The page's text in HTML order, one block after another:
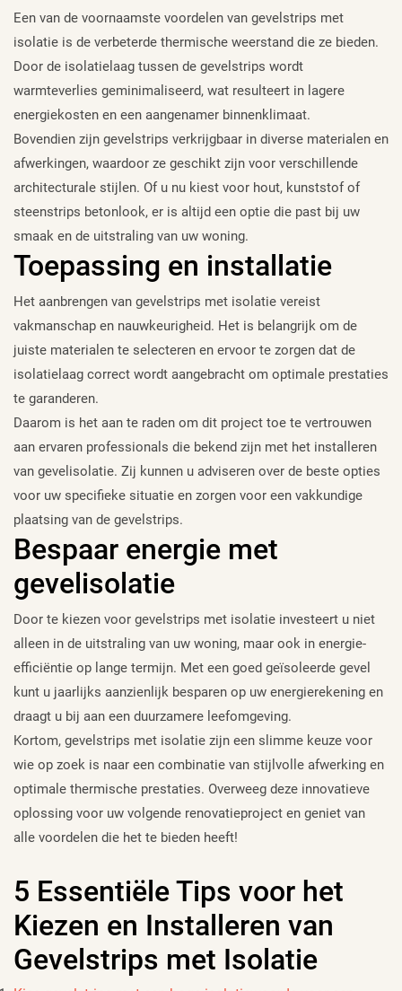
Een van de voornaamste voordelen van gevelstrips met
isolatie is de verbeterde thermische weerstand die ze bieden.
Door de isolatielaag tussen de gevelstrips wordt
warmteverlies geminimaliseerd, wat resulteert in lagere
energiekosten en een aangenamer binnenklimaat.
Bovendien zijn gevelstrips verkrijgbaar in diverse materialen en
afwerkingen, waardoor ze geschikt zijn voor verschillende
architecturale stijlen. Of u nu kiest voor hout, kunststof of
steenstrips betonlook, er is altijd een optie die past bij uw
smaak en de uitstraling van uw woning.
Toepassing en installatie
Het aanbrengen van gevelstrips met isolatie vereist
vakmanschap en nauwkeurigheid. Het is belangrijk om de
juiste materialen te selecteren en ervoor te zorgen dat de
isolatielaag correct wordt aangebracht om optimale prestaties
te garanderen.
Daarom is het aan te raden om dit project toe te vertrouwen
aan ervaren professionals die bekend zijn met het installeren
van gevelisolatie. Zij kunnen u adviseren over de beste opties
voor uw specifieke situatie en zorgen voor een vakkundige
plaatsing van de gevelstrips.
Bespaar energie met
gevelisolatie
Door te kiezen voor gevelstrips met isolatie investeert u niet
alleen in de uitstraling van uw woning, maar ook in energie-
efficiëntie op lange termijn. Met een goed geïsoleerde gevel
kunt u jaarlijks aanzienlijk besparen op uw energierekening en
draagt u bij aan een duurzamere leefomgeving.
Kortom, gevelstrips met isolatie zijn een slimme keuze voor
wie op zoek is naar een combinatie van stijlvolle afwerking en
optimale thermische prestaties. Overweeg deze innovatieve
oplossing voor uw volgende renovatieproject en geniet van
alle voordelen die het te bieden heeft!
5 Essentiële Tips voor het
Kiezen en Installeren van
Gevelstrips met Isolatie